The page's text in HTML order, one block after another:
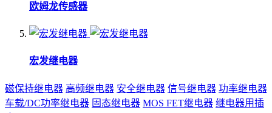
欧姆龙传感器
宏发继电器
磁保持继电器 高频继电器 安全继电器 信号继电器 功率继电器
车载/DC功率继电器 固态继电器 MOS FET继电器 继电器用插